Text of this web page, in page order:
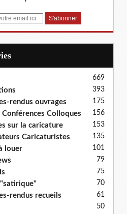
669
393
rendus ouvrages 175
Colloques 156
sur la caricature 153
Caricaturistes 135
louer 101
79
75
70
rendus recueils 61
50